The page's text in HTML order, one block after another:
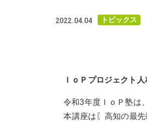
2022.04.04 トピックス
ＩｏＰプロジェクト
令和3年度ＩｏＰ塾は
本講座は〖高知の最先